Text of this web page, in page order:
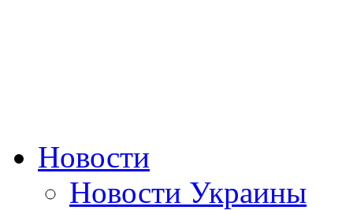
Новости
Новости Украины